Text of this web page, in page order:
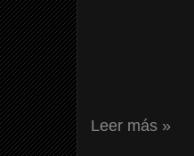
Leer más »